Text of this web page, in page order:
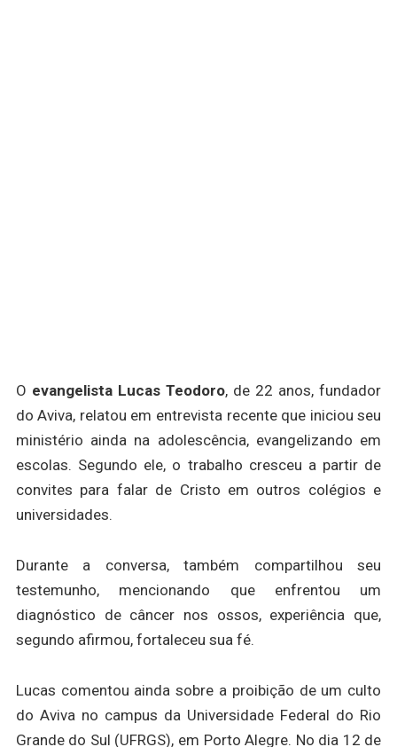
O evangelista Lucas Teodoro, de 22 anos, fundador
do Aviva, relatou em entrevista recente que iniciou seu
ministério ainda na adolescência, evangelizando em
escolas. Segundo ele, o trabalho cresceu a partir de
convites para falar de Cristo em outros colégios e
universidades.
Durante a conversa, também compartilhou seu
testemunho, mencionando que enfrentou um
diagnóstico de câncer nos ossos, experiência que,
segundo afirmou, fortaleceu sua fé.
Lucas comentou ainda sobre a proibição de um culto
do Aviva no campus da Universidade Federal do Rio
Grande do Sul (UFRGS), em Porto Alegre. No dia 12 de